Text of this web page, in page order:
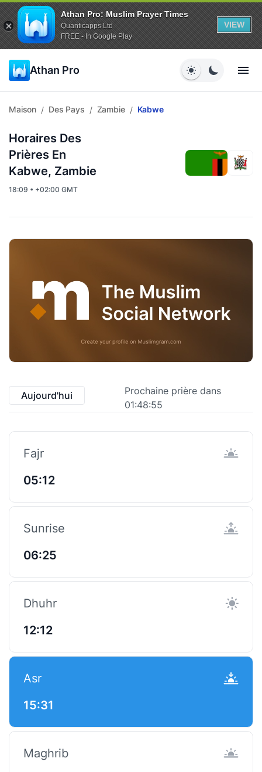
Athan Pro: Muslim Prayer Times
Quanticapps Ltd
FREE - In Google Play
VIEW
Athan Pro
Maison / Des Pays / Zambie / Kabwe
Horaires Des
Prières En
Kabwe, Zambie
18:09 • +02:00 GMT
Aujourd'hui
Prochaine prière dans
01:48:55
Fajr
05:12
Sunrise
06:25
Dhuhr
12:12
Asr
15:31
Maghrib